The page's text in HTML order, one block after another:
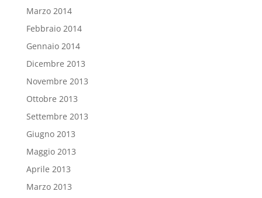
Marzo 2014
Febbraio 2014
Gennaio 2014
Dicembre 2013
Novembre 2013
Ottobre 2013
Settembre 2013
Giugno 2013
Maggio 2013
Aprile 2013
Marzo 2013